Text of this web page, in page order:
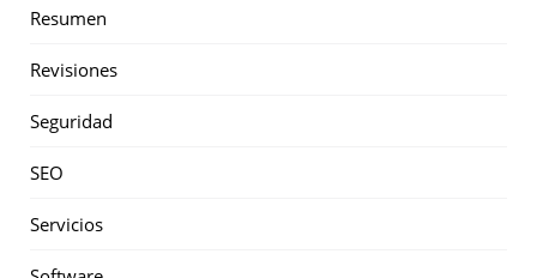
Resumen
Revisiones
Seguridad
SEO
Servicios